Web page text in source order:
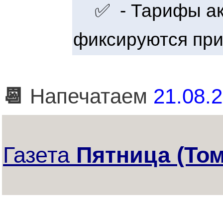
✅ - Тарифы
фиксируются
📆 Напечатаем
Газета Пятница